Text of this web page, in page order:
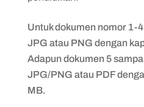
Untuk dokumen nomor 1-
JPG atau PNG dengan
Adapun dokumen 5
JPG/PNG atau PDF
MB.